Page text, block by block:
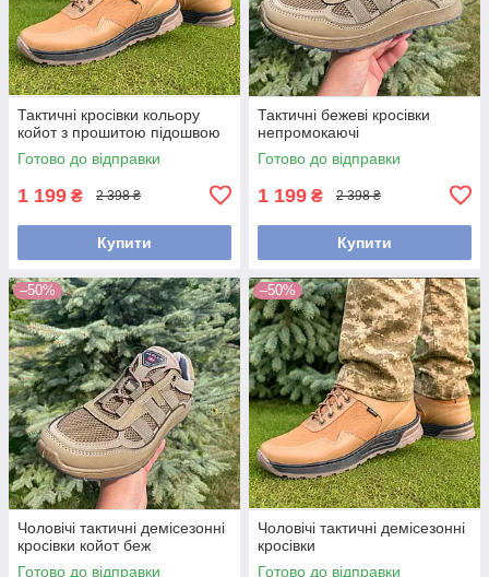
Тактичні кросівки кольору
койот з прошитою підошвою
Готово до відправки
1 199 ₴ 2 398 ₴
Купити
Тактичні бежеві кросівки
непромокаючі
Готово до відправки
1 199 ₴ 2 398 ₴
Купити
–50%
Чоловічі тактичні демісезонні
кросівки койот беж
Готово до відправки
–50%
Чоловічі тактичні демісезонні
кросівки
Готово до відправки